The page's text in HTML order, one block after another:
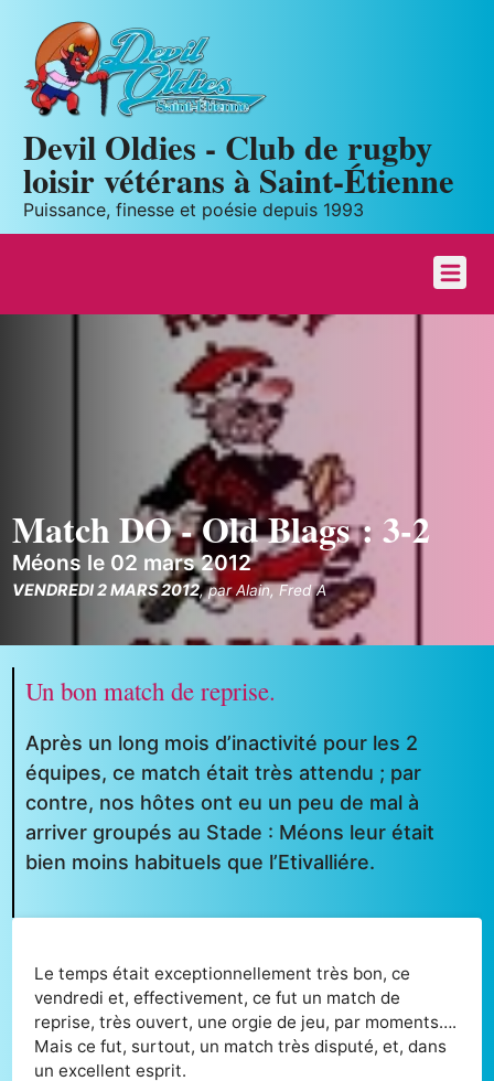
Devil Oldies - Club de rugby
loisir vétérans à Saint-Étienne
Puissance, finesse et poésie depuis 1993
Match DO - Old Blags : 3-2
Méons le 02 mars 2012
VENDREDI 2 MARS 2012,parAlain,Fred A
Un bon match de reprise.
Après un long mois d’inactivité pour les 2
équipes, ce match était très attendu ; par
contre, nos hôtes ont eu un peu de mal à
arriver groupés au Stade : Méons leur était
bien moins habituels que l’Etivalliére.
Le temps était exceptionnellement très bon, ce
vendredi et, effectivement, ce fut un match de
reprise, très ouvert, une orgie de jeu, par moments….
Mais ce fut, surtout, un match très disputé, et, dans
un excellent esprit.